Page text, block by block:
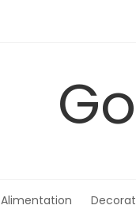
Alimentation